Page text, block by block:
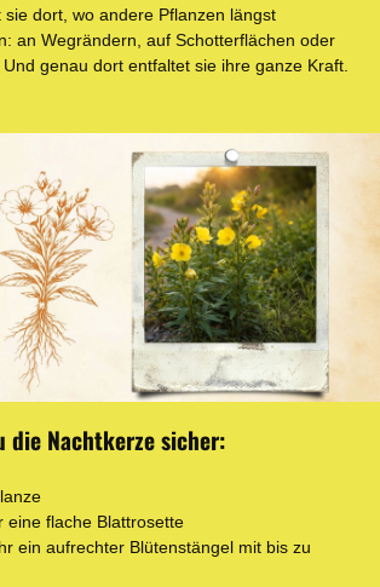
dort, wo andere Pflanzen längst
an Wegrändern, auf Schotterflächen oder
genau dort entfaltet sie ihre ganze Kraft.
die Nachtkerze sicher:
eine flache Blattrosette
ein aufrechter Blütenstängel mit bis zu